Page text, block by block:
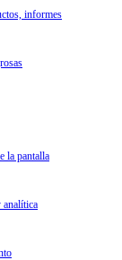
informes
la pantalla
analítica